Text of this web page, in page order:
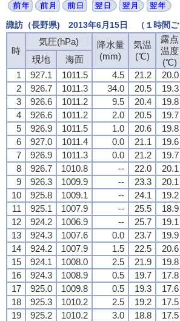
諏訪（長野県) 2013年6月15日 （１時間ご
時
気圧(hPa)
降水量
(mm)
気温
(℃)
露点
温度
(℃)
現地
海面
1
927.1 1011.5 4.5 21.2 20.0
2
926.7 1011.3 34.0 20.5 19.3
3
926.6 1011.2 9.5 20.4 19.8
4
926.6 1011.2 2.0 20.5 19.7
5
926.9 1011.5 1.0 20.6 19.8
6
927.0 1011.4 0.0 21.1 19.6
7
926.9 1011.3 0.0 21.2 19.7
8
926.7 1010.8 -- 22.0 20.1
9
926.3 1009.9 -- 23.3 20.1
10
925.8 1009.1 -- 24.1 19.2
11
925.1 1007.9 -- 25.5 18.9
12
924.2 1006.9 -- 25.7 19.1
13
924.3 1007.6 0.0 23.7 19.9
14
924.2 1007.9 1.5 22.5 20.6
15
924.1 1008.0 2.5 21.9 19.8
16
924.3 1008.9 0.5 19.7 17.8
17
925.0 1009.8 0.5 19.3 17.6
18
925.3 1010.2 2.5 19.2 17.5
19
925.2 1010.2 3.0 18.8 17.5